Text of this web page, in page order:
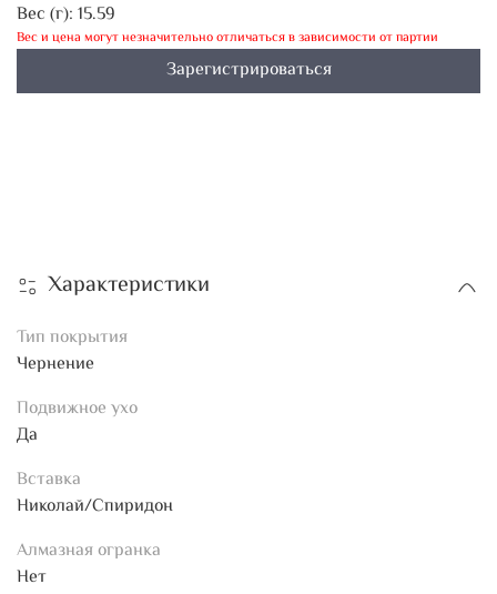
Вес (г): 15.59
Вес и цена могут незначительно отличаться в зависимости от партии
Зарегистрироваться
Характеристики
Тип покрытия
Чернение
Подвижное ухо
Да
Вставка
Николай/Спиридон
Алмазная огранка
Нет